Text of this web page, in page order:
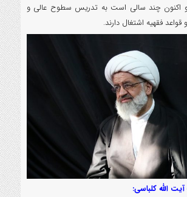
و اکنون چند سالی است به تدریس سطوح عالی و
فقهیه اشتغال دارند.
الله کلباسی: